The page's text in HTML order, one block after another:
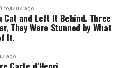
години ago
Cat and Left It Behind. Three
They Were Stunned by What
It.
ago